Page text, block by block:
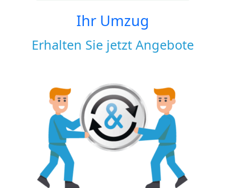
Ihr Umzug
Erhalten Sie jetzt Angebote